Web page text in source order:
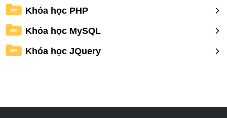
WM Khóa học PHP
WM Khóa học MySQL
WM Khóa học JQuery